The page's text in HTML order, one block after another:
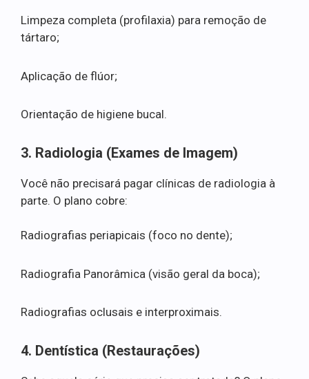
Limpeza completa (profilaxia) para remoção de
tártaro;
Aplicação de flúor;
Orientação de higiene bucal.
3. Radiologia (Exames de Imagem)
Você não precisará pagar clínicas de radiologia à
parte. O plano cobre:
Radiografias periapicais (foco no dente);
Radiografia Panorâmica (visão geral da boca);
Radiografias oclusais e interproximais.
4. Dentística (Restaurações)